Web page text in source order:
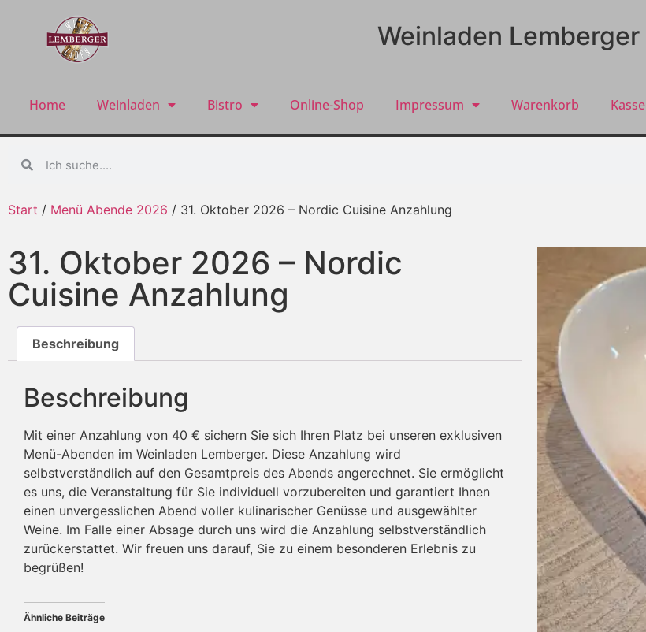
Weinladen Lemberger
Home Weinladen Bistro Online-Shop Impressum Warenkorb Kasse
Start / Menü Abende 2026 / 31. Oktober 2026 – Nordic Cuisine Anzahlung
31. Oktober 2026 – Nordic
Cuisine Anzahlung
Beschreibung
Beschreibung
Mit einer Anzahlung von 40 € sichern Sie sich Ihren Platz bei unseren exklusiven
Menü-Abenden im Weinladen Lemberger. Diese Anzahlung wird
selbstverständlich auf den Gesamtpreis des Abends angerechnet. Sie ermöglicht
es uns, die Veranstaltung für Sie individuell vorzubereiten und garantiert Ihnen
einen unvergesslichen Abend voller kulinarischer Genüsse und ausgewählter
Weine. Im Falle einer Absage durch uns wird die Anzahlung selbstverständlich
zurückerstattet. Wir freuen uns darauf, Sie zu einem besonderen Erlebnis zu
begrüßen!
Ähnliche Beiträge